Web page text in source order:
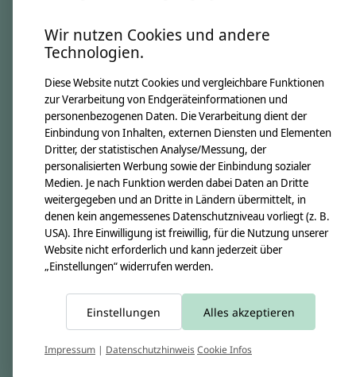
Über uns
Unsere Creppies
Nähkästchen
Unsere Stoffe
Impressum
Informationen
Kontakt
Versandkosten & Rücksendungen
Zahlungsarten
Widerrufsbelehrung
Wir nutzen Cookies und andere
Technologien.
Diese Website nutzt Cookies und vergleichbare Funktionen
zur Verarbeitung von Endgeräteinformationen und
personenbezogenen Daten. Die Verarbeitung dient der
Einbindung von Inhalten, externen Diensten und Elementen
Dritter, der statistischen Analyse/Messung, der
personalisierten Werbung sowie der Einbindung sozialer
Medien. Je nach Funktion werden dabei Daten an Dritte
weitergegeben und an Dritte in Ländern übermittelt, in
denen kein angemessenes Datenschutzniveau vorliegt (z. B.
USA). Ihre Einwilligung ist freiwillig, für die Nutzung unserer
Website nicht erforderlich und kann jederzeit über
„Einstellungen“ widerrufen werden.
Einstellungen Alles akzeptieren
Impressum | DatenschutzhinweisCookie Infos